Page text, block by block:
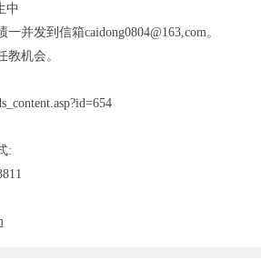
并发到信箱caidong0804@163,com。
机会。
: